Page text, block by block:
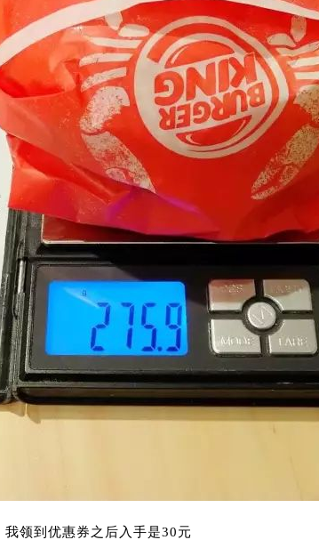
领到优惠券之后入手是30元